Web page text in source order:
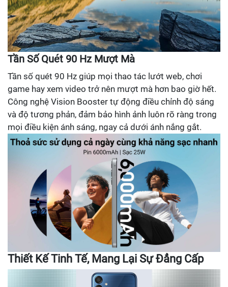
Tần Số Quét 90 Hz Mượt Mà
Tần số quét 90 Hz giúp mọi thao tác lướt web, chơi
game hay xem video trở nên mượt mà hơn bao giờ hết.
Công nghệ Vision Booster tự động điều chỉnh độ sáng
và độ tương phản, đảm bảo hình ảnh luôn rõ ràng trong
mọi điều kiện ánh sáng, ngay cả dưới ánh nắng gắt.
Thiết Kế Tinh Tế, Mang Lại Sự Đẳng Cấp